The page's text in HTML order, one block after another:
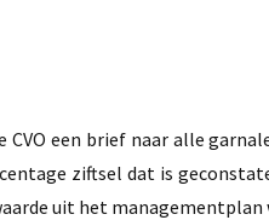
CVO een brief naar alle
ziftsel dat is
uit het